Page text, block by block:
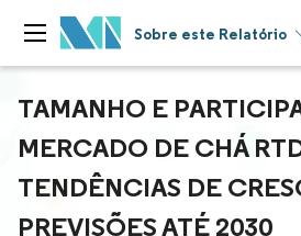
Sobre este Relatório
TAMANHO E
MERCADO DE CHÁ
TENDÊNCIAS DE
PREVISÕES ATÉ 2030